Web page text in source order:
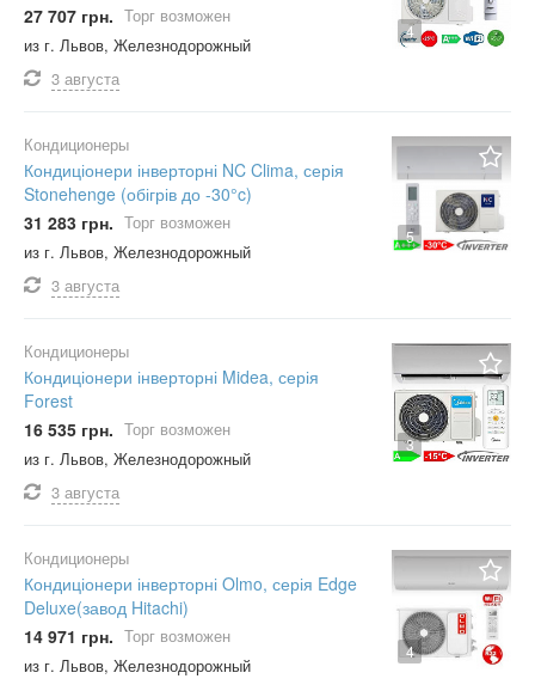
4
27 707 грн. Торг возможен
из г. Львов, Железнодорожный
3 августа
5
Кондиционеры
Кондиціонери інверторні NC Clima, серія
Stonehenge (обігрів до -30°c)
31 283 грн. Торг возможен
из г. Львов, Железнодорожный
3 августа
3
Кондиционеры
Кондиціонери інверторні Midea, серія
Forest
16 535 грн. Торг возможен
из г. Львов, Железнодорожный
3 августа
4
Кондиционеры
Кондиціонери інверторні Olmo, серія Edge
Deluxe(завод Hitachi)
14 971 грн. Торг возможен
из г. Львов, Железнодорожный